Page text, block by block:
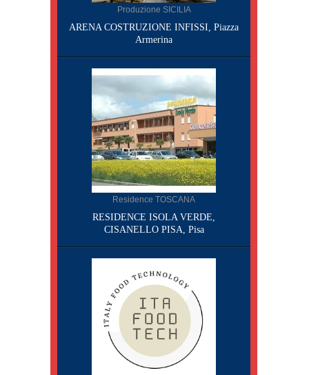
Produzione SICILIA
ARENA COSTRUZIONE INFISSI, Piazza
Armerina
Residence TOSCANA
RESIDENCE ISOLA VERDE,
CISANELLO PISA, Pisa